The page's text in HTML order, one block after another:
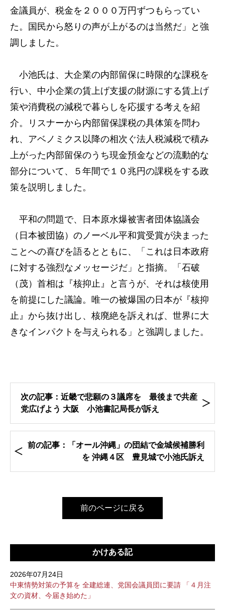
金議員が、税金を２０００万円ずつもらってい
た。国民から怒りの声が上がるのは当然だ」と強
調しました。
小池氏は、大企業の内部留保に時限的な課税を
行い、中小企業の賃上げ支援の財源にする賃上げ
策や消費税の減税で暮らしを応援する考えを紹
介。リスナーから内部留保課税の具体策を問わ
れ、アベノミクス以降の相次ぐ法人税減税で積み
上がった内部留保のうち現金預金などの流動的な
部分について、５年間で１０兆円の課税をする政
策を説明しました。
平和の問題で、日本原水爆被害者団体協議会
（日本被団協）のノーベル平和賞受賞が決まった
ことへの喜びを語るとともに、「これは日本政府
に対する強烈なメッセージだ」と指摘。「石破
（茂）首相は『核抑止』と言うが、それは核使用
を前提にした議論。唯一の被爆国の日本が『核抑
止』から抜け出し、核廃絶を訴えれば、世界に大
きなインパクトを与えられる」と強調しました。
次の記事：近畿で悲願の３議席を 最後まで共産
党広げよう 大阪 小池書記局長が訴え
前の記事：「オール沖縄」の団結で金城候補勝利
を 沖縄４区 豊見城で小池氏訴え
前のページに戻る
かけある記
2026年07月24日
中東情勢対策の予算を 全建総連、党国会議員団に要請 「４月注
文の資材、今届き始めた」